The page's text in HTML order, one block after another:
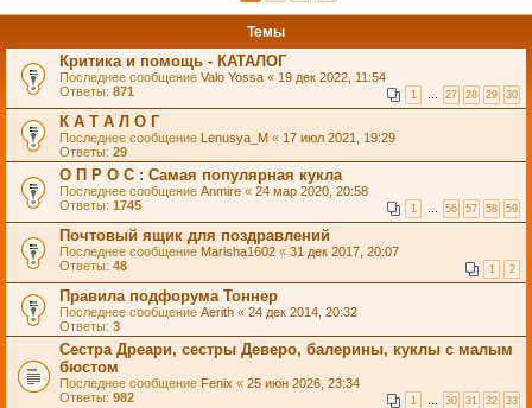
Темы
Критика и помощь - КАТАЛОГ
Последнее сообщение Valo Yossa « 19 дек 2022, 11:54
Ответы: 871 1 … 27 28 29 30
К А Т А Л О Г
Последнее сообщение Lenusya_M « 17 июл 2021, 19:29
Ответы: 29
О П Р О С : Самая популярная кукла
Последнее сообщение Anmire « 24 мар 2020, 20:58
Ответы: 1745 1 … 56 57 58 59
Почтовый ящик для поздравлений
Последнее сообщение Marisha1602 « 31 дек 2017, 20:07
Ответы: 48 1 2
Правила подфорума Тоннер
Последнее сообщение Aerith « 24 дек 2014, 20:32
Ответы: 3
Сестра Дреари, сестры Деверо, балерины, куклы с малым
бюстом
Последнее сообщение Fenix « 25 июн 2026, 23:34
Ответы: 982 1 … 30 31 32 33